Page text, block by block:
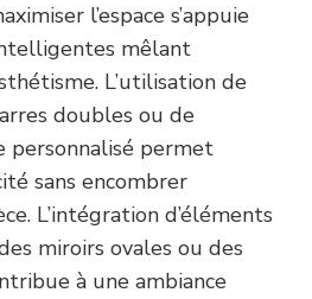
l’espace s’appuie
mêlant
L’utilisation de
doubles ou de
personnalisé permet
sans encombrer
L’intégration d’éléments
miroirs ovales ou des
à une ambiance